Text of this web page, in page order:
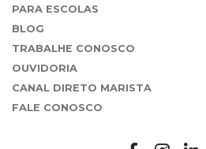
PARA ESCOLAS
BLOG
TRABALHE CONOSCO
OUVIDORIA
CANAL DIRETO MARISTA
FALE CONOSCO